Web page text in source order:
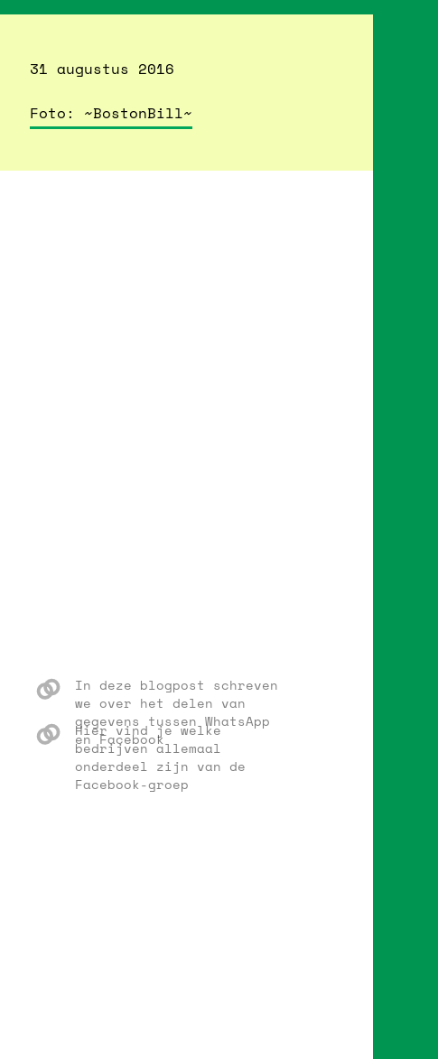
31 augustus 2016
Foto: ~BostonBill~
In deze blogpost schreven
we over het delen van
gegevens tussen WhatsApp
en Facebook
Hier vind je welke
bedrijven allemaal
onderdeel zijn van de
Facebook-groep